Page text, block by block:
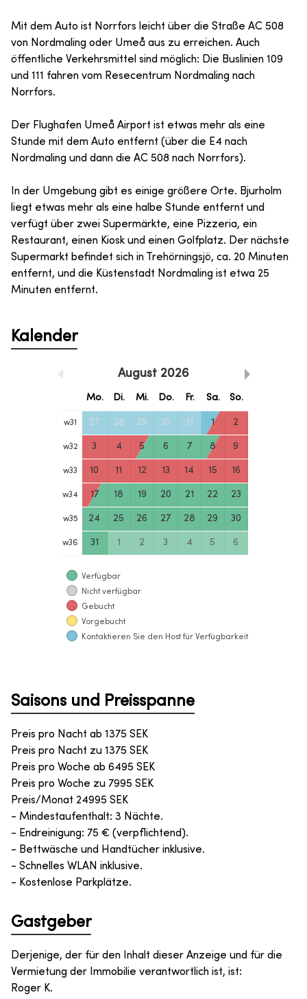
Mit dem Auto ist Norrfors leicht über die Straße AC 508
von Nordmaling oder Umeå aus zu erreichen. Auch
öffentliche Verkehrsmittel sind möglich: Die Buslinien 109
und 111 fahren vom Resecentrum Nordmaling nach
Norrfors.
Der Flughafen Umeå Airport ist etwas mehr als eine
Stunde mit dem Auto entfernt (über die E4 nach
Nordmaling und dann die AC 508 nach Norrfors).
In der Umgebung gibt es einige größere Orte. Bjurholm
liegt etwas mehr als eine halbe Stunde entfernt und
verfügt über zwei Supermärkte, eine Pizzeria, ein
Restaurant, einen Kiosk und einen Golfplatz. Der nächste
Supermarkt befindet sich in Trehörningsjö, ca. 20 Minuten
entfernt, und die Küstenstadt Nordmaling ist etwa 25
Minuten entfernt.
Kalender
August 2026
Mo. Di. Mi. Do. Fr. Sa. So.
w31 27 28 29 30 31 1 2
w32 3 4 5 6 7 8 9
w33 10 11 12 13 14 15 16
w34 17 18 19 20 21 22 23
w35 24 25 26 27 28 29 30
w36 31 1 2 3 4 5 6
Verfügbar
Nicht verfügbar
Gebucht
Vorgebucht
Kontaktieren Sie den Host für Verfügbarkeit
Saisons und Preisspanne
Preis pro Nacht ab 1375 SEK
Preis pro Nacht zu 1375 SEK
Preis pro Woche ab 6495 SEK
Preis pro Woche zu 7995 SEK
Preis/Monat 24995 SEK
- Mindestaufenthalt: 3 Nächte.
- Endreinigung: 75 € (verpflichtend).
- Bettwäsche und Handtücher inklusive.
- Schnelles WLAN inklusive.
- Kostenlose Parkplätze.
Gastgeber
Derjenige, der für den Inhalt dieser Anzeige und für die
Vermietung der Immobilie verantwortlich ist, ist:
Roger K.